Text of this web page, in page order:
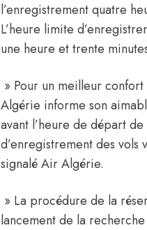
l’enregistrement quatre
L’heure limite
une heure et trente
» Pour un meilleur
Algérie informe son
avant l’heure de départ
d’enregistrement des vols
signaléAir Algérie.
» La procédure de la
lancement de la